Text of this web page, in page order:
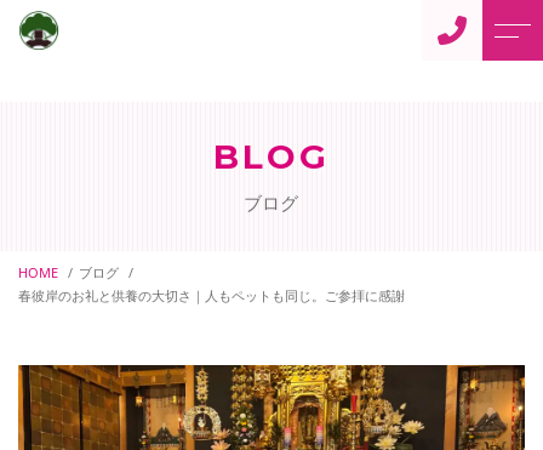
ご供養
ペット供養
ペットの訪問火葬
寺カフェ「蓮花」
よくある質問
ブログ
BLOG
ブログ
HOME
ブログ
春彼岸のお礼と供養の大切さ｜人もペットも同じ。ご参拝に感謝